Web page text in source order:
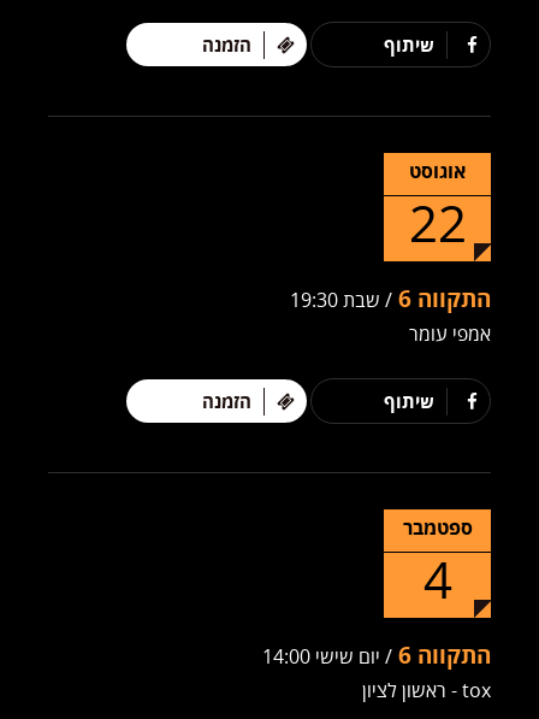
שיתוף הזמנה
אוגוסט
22
התקווה 6
/ שבת 19:30
אמפי עומר
שיתוף הזמנה
ספטמבר
4
התקווה 6
/ יום שישי 14:00
tox - ראשון לציון